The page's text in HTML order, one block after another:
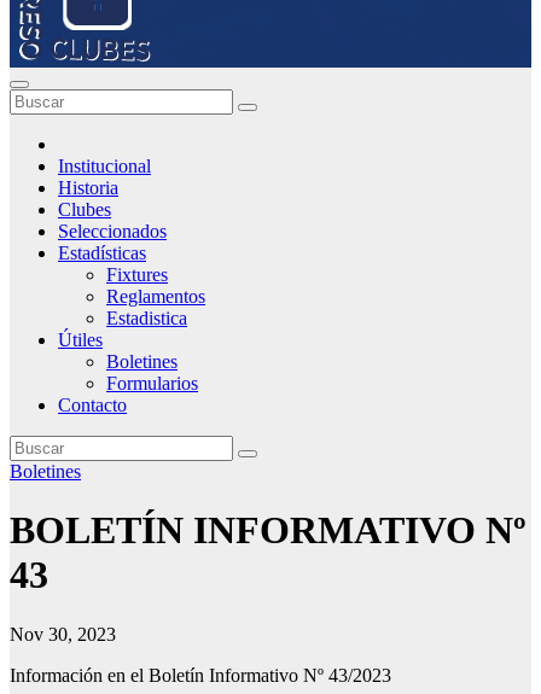
Institucional
Historia
Clubes
Seleccionados
Estadísticas
Fixtures
Reglamentos
Estadistica
Útiles
Boletines
Formularios
Contacto
Boletines
BOLETÍN INFORMATIVO Nº
43
Nov 30, 2023
Información en el Boletín Informativo Nº 43/2023